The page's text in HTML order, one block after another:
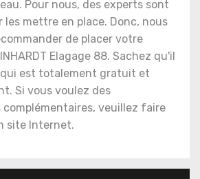
Pour nous, des experts sont
les mettre en place. Donc, nous
de placer votre
Elagage 88. Sachez qu'il
qui est totalement gratuit et
Si vous voulez des
veuillez faire
site Internet.